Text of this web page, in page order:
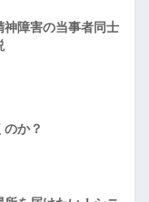
神障害の当事者同士
か？